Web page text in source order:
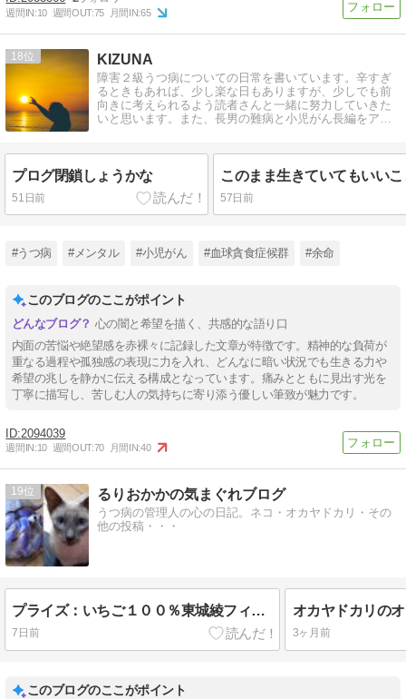
週間IN:10 週間OUT:75 月間IN:65
18 KIZUNA
障害２級うつ病についての日常を書いています。辛すぎ
るときもあれば、少し楽な日もありますが、少しでも前
向きに考えられるよう読者さんと一緒に努力していきた
いと思います。また、長男の難病と小児がん長編をアッ
プログ閉鎖しょうかな
51日前 57日前
#うつ病 #メンタル #小児がん #血球貪食症候群 #余命
このブログのここがポイント
心の闇と希望を描く、共感的な語り口
内面の苦悩や絶望感を赤裸々に記録した文章が特徴です。精神的な負荷が
重なる過程や孤独感の表現に力を入れ、どんなに暗い状況でも生きる力や
希望の兆しを静かに伝える構成となっています。痛みとともに見出す光を
丁寧に描写し、苦しむ人の気持ちに寄り添う優しい筆致が魅力です。
2094039
週間IN:10 週間OUT:70 月間IN:40
19 るりおかかの気まぐれブログ
うつ病の管理人の心の日記。ネコ・オカヤドカリ・その
他の投稿・・・
プライズ：いちご１００％東城綾フィギュア：エロすぎる
7日前 3ヶ月前
このブログのここがポイント